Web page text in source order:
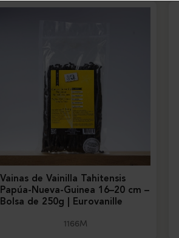
Vainas de Vainilla Tahitensis
Papúa-Nueva-Guinea 16–20 cm –
Bolsa de 250g | Eurovanille
1166M